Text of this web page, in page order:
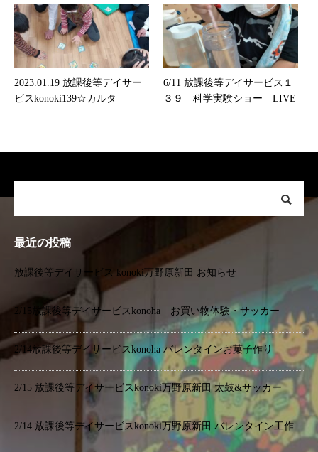
2023.01.19 放課後等デイサー
ビスkonoki139☆カルタ
6/11 放課後等デイサービス１
３９ 科学実験ショー LIVE
最近の投稿
放課後等デイサービス konoki万野原新田 お知らせ
2/15放課後等デイサービスkonoha お買い物体験・サッカー
2/14放課後等デイサービスkonoha バレンタインお菓子作り
2/15 放課後等デイサービスkonoki万野原新田 太鼓&サッカー
2/14 放課後等デイサービスkonoki万野原新田 バレンタイン工作